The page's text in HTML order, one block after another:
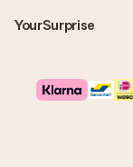
YourSurprise